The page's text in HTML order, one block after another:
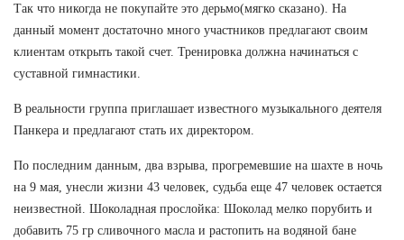
Так что никогда не покупайте это дерьмо(мягко сказано). На
данный момент достаточно много участников предлагают своим
клиентам открыть такой счет. Тренировка должна начинаться с
суставной гимнастики.
В реальности группа приглашает известного музыкального деятеля
Панкера и предлагают стать их директором.
По последним данным, два взрыва, прогремевшие на шахте в ночь
на 9 мая, унесли жизни 43 человек, судьба еще 47 человек остается
неизвестной. Шоколадная прослойка: Шоколад мелко порубить и
добавить 75 гр сливочного масла и растопить на водяной бане